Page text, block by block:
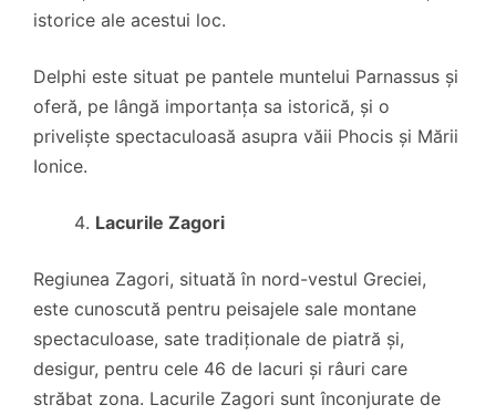
istorice ale acestui loc.
Delphi este situat pe pantele muntelui Parnassus și
oferă, pe lângă importanța sa istorică, și o
priveliște spectaculoasă asupra văii Phocis și Mării
Ionice.
Lacurile Zagori
Regiunea Zagori, situată în nord-vestul Greciei,
este cunoscută pentru peisajele sale montane
spectaculoase, sate tradiționale de piatră și,
desigur, pentru cele 46 de lacuri și râuri care
străbat zona. Lacurile Zagori sunt înconjurate de